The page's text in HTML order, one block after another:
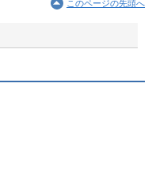
このページの先頭へ